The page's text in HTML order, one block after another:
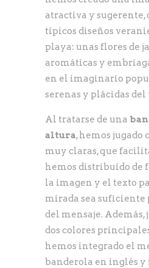
atractiva y sugerente,
típicos diseños
playa: unas flores de
aromáticas y
en el imaginario
serenas y plácidas del
Al tratarse de una
altura, hemos jugado
muy claras, que
hemos distribuido de
la imagen y el texto
mirada sea suficiente
del mensaje. Además,
dos colores
hemos integrado el
banderola en inglés y